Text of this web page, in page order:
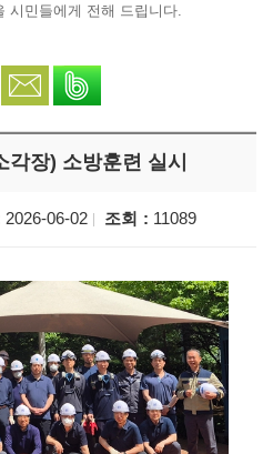
시민들에게 전해 드립니다.
스토리로 공유
카카오톡으로 공유
문자로 공유
장) 소방훈련 실시
2026-06-02 조회 11089